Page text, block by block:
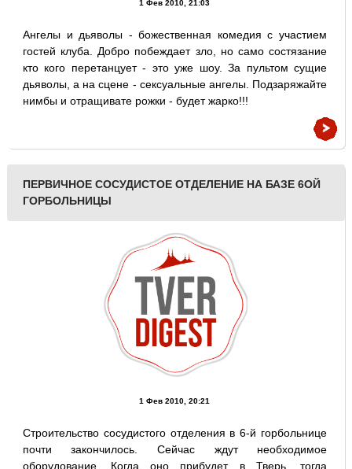
1 Фев 2010, 21:03
Ангелы и дьяволы - божественная комедия с участием
гостей клуба. Добро побеждает зло, но само состязание
кто кого перетанцует - это уже шоу. За пультом сущие
дьяволы, а на сцене - сексуальные ангелы. Подзаряжайте
нимбы и отращивате рожки - будет жарко!!!
ПЕРВИЧНОЕ СОСУДИСТОЕ ОТДЕЛЕНИЕ НА БАЗЕ 6ОЙ
ГОРБОЛЬНИЦЫ
1 Фев 2010, 20:21
Строительство сосудистого отделения в 6-й горбольнице
почти закончилось. Сейчас ждут необходимое
оборудование. Когда оно прибудет в Тверь, тогда